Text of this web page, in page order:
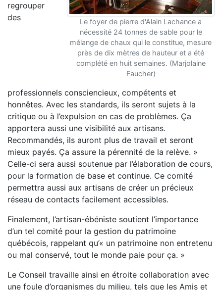
Le foyer de pierre d'Alain Lachance a
nécessité 24 tonnes de sable pour le
mélange de chaux qui le constitue, mesure
près de dix mètres de hauteur et a été
complété en huit semaines. (Marjolaine
Faucher)
regrouper
des
professionnels consciencieux, compétents et
honnêtes. Avec les standards, ils seront sujets à la
critique ou à l’expulsion en cas de problèmes. Ça
apportera aussi une visibilité aux artisans.
Recommandés, ils auront plus de travail et seront
mieux payés. Ça assure la pérennité de la relève. »
Celle-ci sera aussi soutenue par l’élaboration de cours,
pour la formation de base et continue. Ce comité
permettra aussi aux artisans de créer un précieux
réseau de contacts facilement accessibles.
Finalement, l’artisan-ébéniste soutient l’importance
d’un tel comité pour la gestion du patrimoine
québécois, rappelant qu’« un patrimoine non entretenu
ou mal conservé, tout le monde paie pour ça. »
Le Conseil travaille ainsi en étroite collaboration avec
une foule d’organismes du milieu, tels que les Amis et